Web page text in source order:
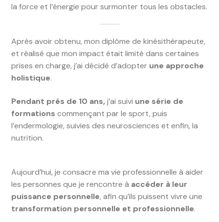
la force et l’énergie pour surmonter tous les obstacles.
Après avoir obtenu, mon diplôme de kinésithérapeute,
et réalisé que mon impact était limité dans certaines
prises en charge, j’ai décidé d’adopter une approche
holistique.
Pendant prés de 10 ans, j’ai suivi une série de
formations commençant par le sport, puis
l’endermologie, suivies des neurosciences et enfin, la
nutrition.
Aujourd’hui, je consacre ma vie professionnelle à aider
les personnes que je rencontre à accéder à leur
puissance personnelle, afin qu’ils puissent vivre une
transformation personnelle et professionnelle.